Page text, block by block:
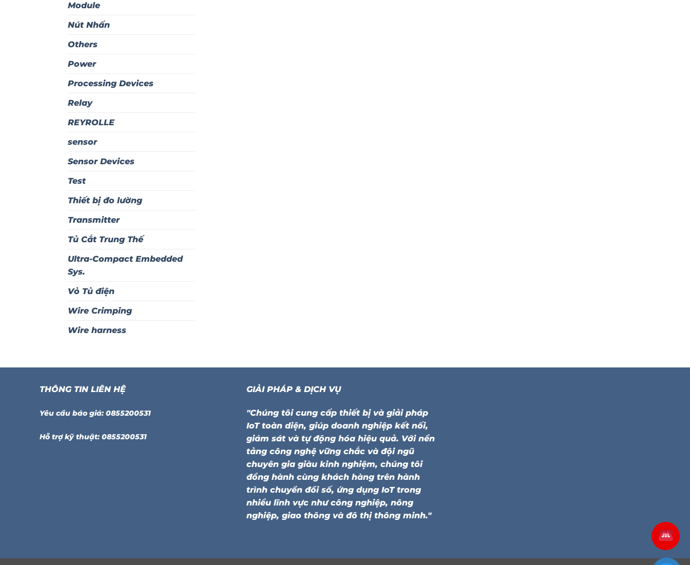
Module
Nút Nhấn
Others
Power
Processing Devices
Relay
REYROLLE
sensor
Sensor Devices
Test
Thiết bị đo lường
Transmitter
Tủ Cắt Trung Thế
Ultra-Compact Embedded
Sys.
Vỏ Tủ điện
Wire Crimping
Wire harness
THÔNG TIN LIÊN HỆ
Yêu cầu báo giá: 0855200531
Hỗ trợ kỹ thuật: 0855200531
GIẢI PHÁP & DỊCH VỤ
"Chúng tôi cung cấp thiết bị và giải pháp
IoT toàn diện, giúp doanh nghiệp kết nối,
giám sát và tự động hóa hiệu quả. Với nền
tảng công nghệ vững chắc và đội ngũ
chuyên gia giàu kinh nghiệm, chúng tôi
đồng hành cùng khách hàng trên hành
trình chuyển đổi số, ứng dụng IoT trong
nhiều lĩnh vực như công nghiệp, nông
nghiệp, giao thông và đô thị thông minh."